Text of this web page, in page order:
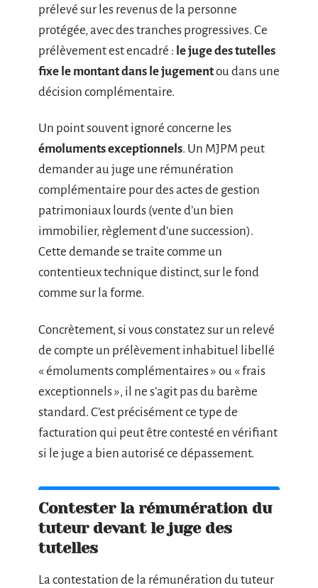
prélevé sur les revenus de la personne
protégée, avec des tranches progressives. Ce
prélèvement est encadré : le juge des tutelles
fixe le montant dans le jugementou dans une
décision complémentaire.
Un point souvent ignoré concerne les
émoluments exceptionnels. Un MJPM peut
demander au juge une rémunération
complémentaire pour des actes de gestion
patrimoniaux lourds (vente d’un bien
immobilier, règlement d’une succession).
Cette demande se traite comme un
contentieux technique distinct, sur le fond
comme sur la forme.
Concrètement, si vous constatez sur un relevé
de compte un prélèvement inhabituel libellé
« émoluments complémentaires » ou « frais
exceptionnels », il ne s’agit pas du barème
standard. C’est précisément ce type de
facturation qui peut être contesté en vérifiant
si le juge a bien autorisé ce dépassement.
Contester la rémunération du
tuteur devant le juge des
tutelles
La contestation de la rémunération du tuteur